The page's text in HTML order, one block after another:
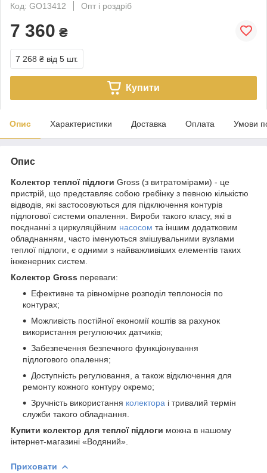
Код: GO13412
Опт і роздріб
7 360 ₴
7 268 ₴ від 5 шт.
Купити
Опис Характеристики Доставка Оплата Умови
Опис
Колектор теплої підлоги Gross (з витратомірами) - це
пристрій, що представляє собою гребінку з певною кількістю
відводів, які застосовуються для підключення контурів
підлогової системи опалення. Вироби такого класу, які в
поєднанні з циркуляційним насосом та іншим додатковим
обладнанням, часто іменуються змішувальними вузлами
теплої підлоги, є одними з найважливіших елементів таких
інженерних систем.
Колектор Gross переваги:
Ефективне та рівномірне розподіл теплоносія по
контурах;
Можливість постійної економії коштів за рахунок
використання регулюючих датчиків;
Забезпечення безпечного функціонування
підлогового опалення;
Доступність регулювання, а також відключення для
ремонту кожного контуру окремо;
Зручність використання колектора і тривалий термін
служби такого обладнання.
Купити колектор для теплої підлоги можна в нашому
інтернет-магазині «Водяний».
Приховати